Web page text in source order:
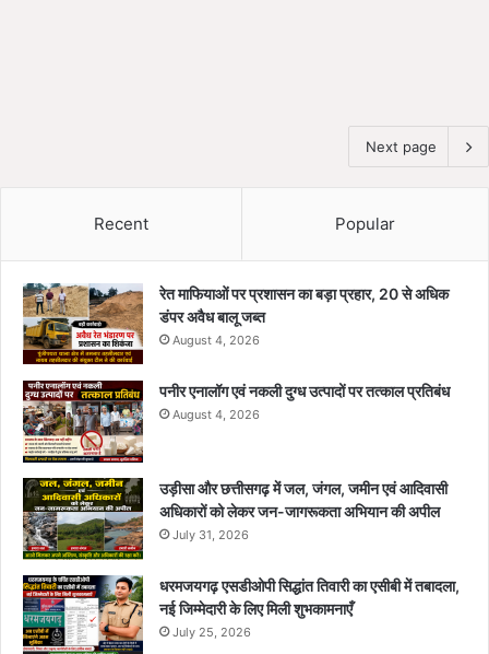
Next page
Recent Popular
रेत माफियाओं पर प्रशासन का बड़ा प्रहार, 20 से अधिक
डंपर अवैध बालू जब्त
August 4, 2026
पनीर एनालॉग एवं नकली दुग्ध उत्पादों पर तत्काल प्रतिबंध
August 4, 2026
उड़ीसा और छत्तीसगढ़ में जल, जंगल, जमीन एवं आदिवासी
अधिकारों को लेकर जन-जागरूकता अभियान की अपील
July 31, 2026
धरमजयगढ़ एसडीओपी सिद्धांत तिवारी का एसीबी में तबादला,
नई जिम्मेदारी के लिए मिली शुभकामनाएँ
July 25, 2026